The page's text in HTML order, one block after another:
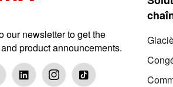
our newsletter to get the
product announcements.